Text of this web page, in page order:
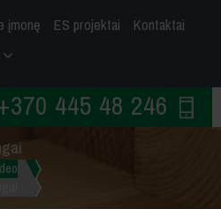
įmonę ES projektai Kontaktai
445 48 246